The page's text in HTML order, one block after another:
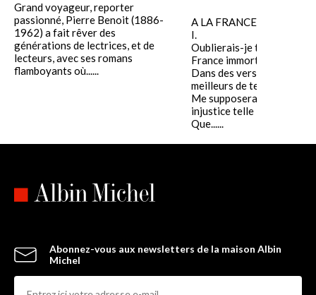
Grand voyageur, reporter
passionné, Pierre Benoit (1886-
1962) a fait rêver des
générations de lectrices, et de
lecteurs, avec ses romans
flamboyants où......
A LA FRANCE
I.
Oublierais-je ton nom,
France immortelle,
Dans des vers consacrés
meilleurs de tes fils ?
Me supposerais-tu d'une
injustice telle
Que......
Abonnez-vous aux newsletters de la maison Albin
Michel